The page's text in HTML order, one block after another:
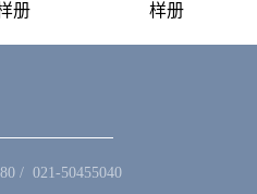
册
样册
/ 021-50455040